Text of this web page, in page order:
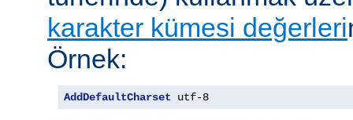
karakter kümesi değerleri
Örnek:
AddDefaultCharset utf-8